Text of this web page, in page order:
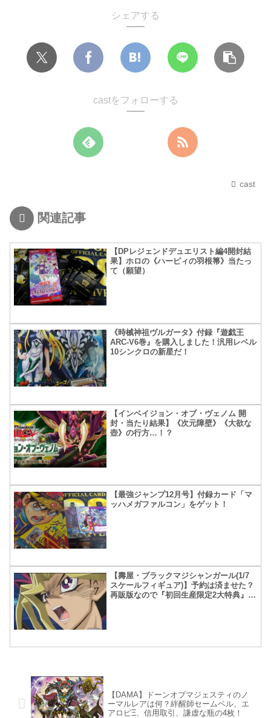
シェアする
castをフォローする
cast
関連記事
【DPレジェンドデュエリスト編4開封結
果】ホロの《ハーピィの羽根箒》当たっ
て（願望）
《時械神祖ヴルガータ》付録『遊戯王
ARC-V6巻』を購入しました！汎用レベル
10シンクロの新星だ！
【インベイジョン・オブ・ヴェノム 開
封・当たり結果】《次元障壁》《大欲な
壺》の行方…！？
【最強ジャンプ12月号】付録カード「マ
ッハメガファルコン」をゲット！
【壽屋・ブラックマジシャンガール(1/7
スケールフィギュア)】予約は済ませた？
再販版なので『初回生産限定2大特典』は
【DAMA】ドーンオブマジェスティのノ
ーマルレアは何？絆醒師セームベル、エ
アロピΞ、信用取引、謙虚な瓶の4枚！